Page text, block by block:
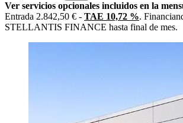
Ver servicios opcionales incluidos en la
Entrada 2.842,50 € - TAE 10,72 %.
STELLANTIS FINANCE hasta final de mes.